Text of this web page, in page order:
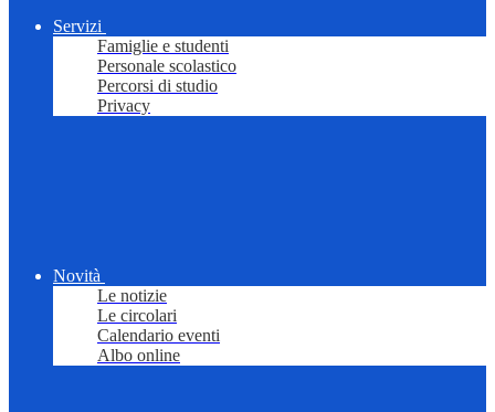
Servizi
Famiglie e studenti
Personale scolastico
Percorsi di studio
Privacy
Novità
Le notizie
Le circolari
Calendario eventi
Albo online